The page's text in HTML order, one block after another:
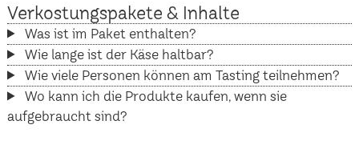
Verkostungspakete & Inhalte
Was ist im Paket enthalten?
Wie lange ist der Käse haltbar?
Wie viele Personen können am Tasting teilnehmen?
Wo kann ich die Produkte kaufen, wenn sie
aufgebraucht sind?